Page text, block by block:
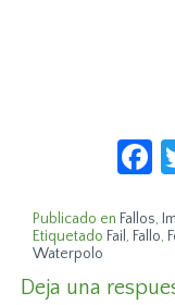
Publicado en Fallos,
Etiquetado Fail, Fallo,
Waterpolo
Deja una